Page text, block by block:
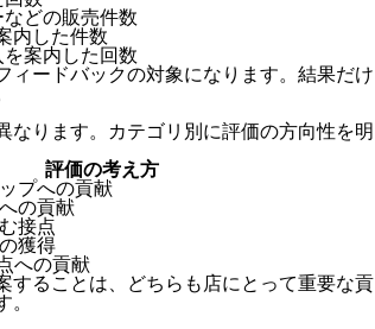
どの販売件数
内した件数
案内した回数
ィードバックの対象になります。結果だけ
ります。カテゴリ別に評価の方向性を明
評価の考え方
プへの貢献
の貢献
接点
獲得
への貢献
することは、どちらも店にとって重要な貢